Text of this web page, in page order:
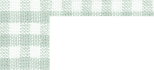
Springe
zum
Inhalt